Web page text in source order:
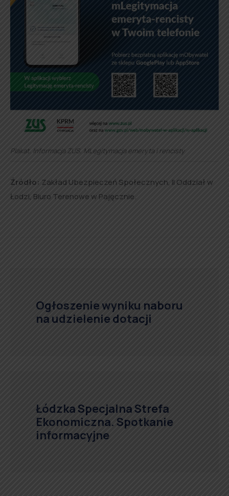
Plakat. Informacja ZUS. MLegitymacja emeryta i rencisty
Źródło: Zakład Ubezpieczeń Społecznych, II Oddział w
Łodzi, Biuro Terenowe w Pajęcznie.
Ogłoszenie wyniku naboru
na udzielenie dotacji
Łódzka Specjalna Strefa
Ekonomiczna. Spotkanie
informacyjne